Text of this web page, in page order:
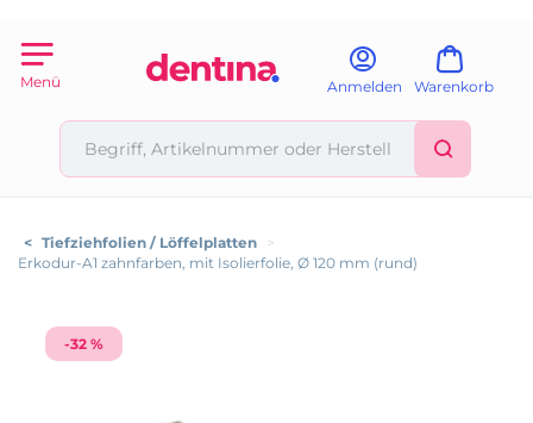
Menü Anmelden Warenkorb
< Tiefziehfolien / Löffelplatten >
Erkodur-A1 zahnfarben, mit Isolierfolie, Ø 120 mm (rund)
-32 %